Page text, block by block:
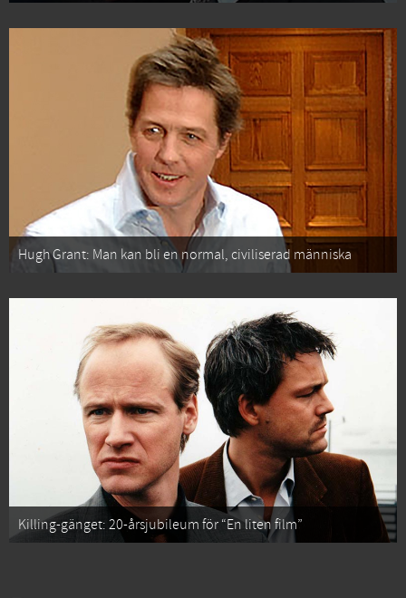
Hugh Grant: Man kan bli en normal, civiliserad människa
Killing-gänget: 20-årsjubileum för “En liten film”